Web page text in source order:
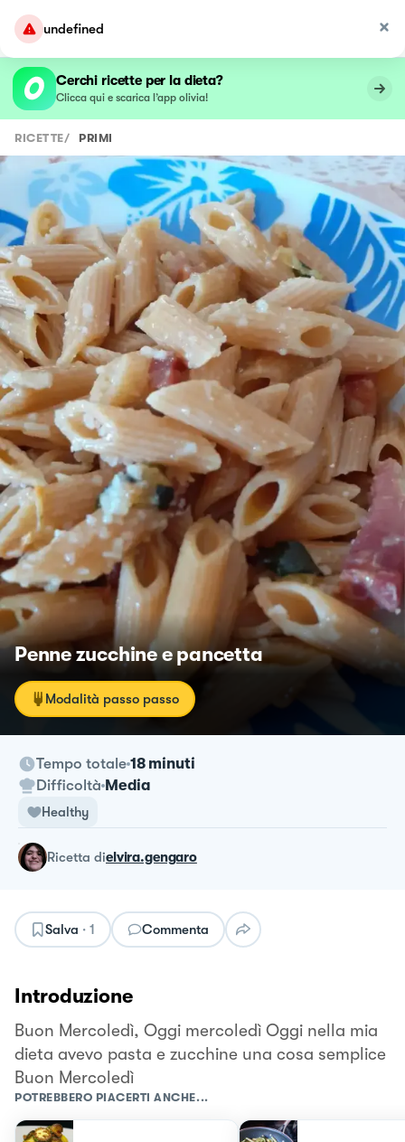
undefined
Cerchi ricette per la dieta?
Clicca qui e scarica l’app olivia!
RICETTE/ PRIMI
Penne zucchine e pancetta
Modalità passo passo
Tempo totale 18 minuti
Difficoltà Media
Healthy
ricetta dielvira.gengaro
Salva · 1 Commenta
Introduzione
Buon Mercoledì, Oggi mercoledì Oggi nella mia
dieta avevo pasta e zucchine una cosa semplice
Buon Mercoledì
POTREBBERO PIACERTI ANCHE...